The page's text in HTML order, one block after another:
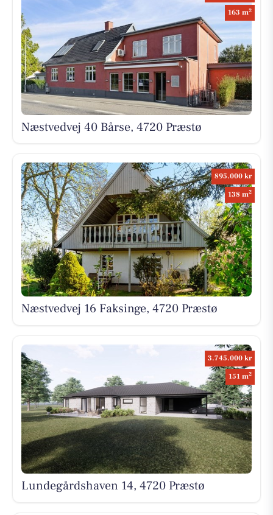
163 m2
Næstvedvej 40 Bårse, 4720 Præstø
895.000 kr
138 m2
Næstvedvej 16 Faksinge, 4720 Præstø
3.745.000 kr
151 m2
Lundegårdshaven 14, 4720 Præstø